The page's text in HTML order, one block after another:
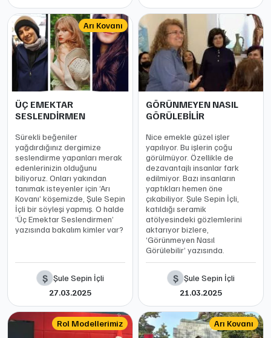
Arı Kovanı
ÜÇ EMEKTAR
SESLENDİRMEN
Sürekli beğeniler
yağdırdığınız dergimize
seslendirme yapanları merak
edenlerinizin olduğunu
biliyoruz. Onları yakından
tanımak isteyenler için ‘Arı
Kovanı’ köşemizde, Şule Sepin
İçli bir söyleşi yapmış. O halde
‘Üç Emektar Seslendirmen’
yazısında bakalım kimler var?
Ş Şule Sepin İçli
27.03.2025
GÖRÜNMEYEN NASIL
GÖRÜLEBİLİR
Nice emekle güzel işler
yapılıyor. Bu işlerin çoğu
görülmüyor. Özellikle de
dezavantajlı insanlar fark
edilmiyor. Bazı insanların
yaptıkları hemen öne
çıkabiliyor. Şule Sepin İçli,
katıldığı seramik
atölyesindeki gözlemlerini
aktarıyor bizlere,
‘Görünmeyen Nasıl
Görülebilir’ yazısında.
Ş Şule Sepin İçli
21.03.2025
Rol Modellerimiz Arı Kovanı